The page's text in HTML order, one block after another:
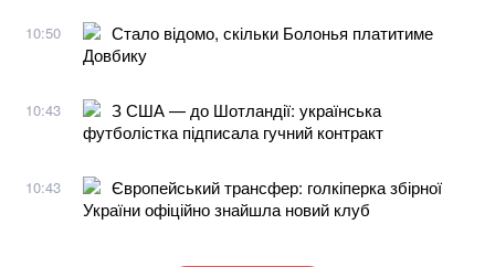
10:50
Стало відомо, скільки Болонья платитиме
Довбику
10:43
З США — до Шотландії: українська
футболістка підписала гучний контракт
10:43
Європейський трансфер: голкіперка збірної
України офіційно знайшла новий клуб